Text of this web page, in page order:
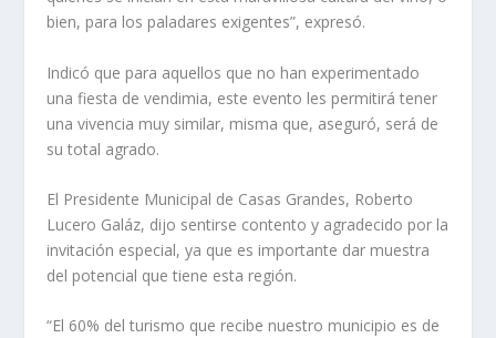
bien, para los paladares exigentes”, expresó.
Indicó que para aquellos que no han experimentado
una fiesta de vendimia, este evento les permitirá tener
una vivencia muy similar, misma que, aseguró, será de
su total agrado.
El Presidente Municipal de Casas Grandes, Roberto
Lucero Galáz, dijo sentirse contento y agradecido por la
invitación especial, ya que es importante dar muestra
del potencial que tiene esta región.
“El 60% del turismo que recibe nuestro municipio es de